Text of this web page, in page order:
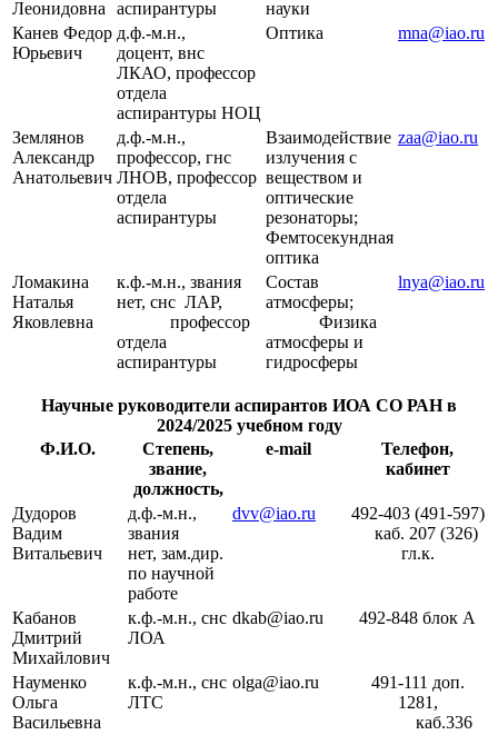
Леонидовна аспирантуры
науки
Канев Федор
Юрьевич
д.ф.-м.н.,
доцент, внс
ЛКАО, профессор
отдела
аспирантуры НОЦ
Оптика mna@iao.ru
Землянов
Александр
Анатольевич
д.ф.-м.н.,
профессор, гнс
ЛНОВ, профессор
отдела
аспирантуры
Взаимодействие
излучения с
веществом и
оптические
резонаторы;
Фемтосекундная
оптика
zaa@iao.ru
Ломакина
Наталья
Яковлевна
к.ф.-м.н., звания
нет, снс ЛАР,
профессор
отдела
аспирантуры
Состав
атмосферы;
Физика
атмосферы и
гидросферы
lnya@iao.ru
Научные руководители аспирантов ИОА СО РАН в
2024/2025 учебном году
Ф.И.О.
Степень,
звание,
должность,
e-mail
Телефон,
кабинет
Дудоров
Вадим
Витальевич
д.ф.-м.н.,
звания
нет, зам.дир.
по научной
работе
dvv@iao.ru
492-403 (491-597)
каб. 207 (326)
гл.к.
Кабанов
Дмитрий
Михайлович
к.ф.-м.н., снс
ЛОА
dkab@iao.ru 492-848 блок А
Науменко
Ольга
Васильевна
к.ф.-м.н., снс
ЛТС
olga@iao.ru
491-111 доп.
1281,
каб.336